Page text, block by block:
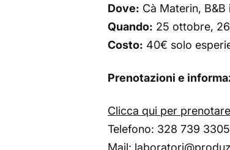
Dove: Cà Materin,
Quando: 25 ottobre,
Costo: 40€ solo
Prenotazioni e
Clicca qui per prenotare
Telefono: 328 739 3305
Mail: